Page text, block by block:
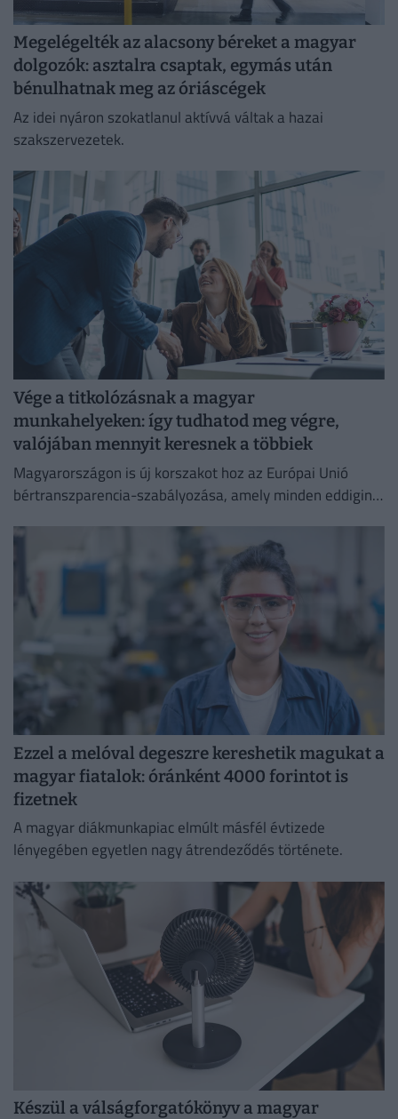
Megelégelték az alacsony béreket a magyar
dolgozók: asztalra csaptak, egymás után
bénulhatnak meg az óriáscégek
Az idei nyáron szokatlanul aktívvá váltak a hazai
szakszervezetek.
Vége a titkolózásnak a magyar
munkahelyeken: így tudhatod meg végre,
valójában mennyit keresnek a többiek
Magyarországon is új korszakot hoz az Európai Unió
bértranszparencia-szabályozása, amely minden eddiginél
Ezzel a melóval degeszre kereshetik magukat a
magyar fiatalok: óránként 4000 forintot is
fizetnek
A magyar diákmunkapiac elmúlt másfél évtizede
lényegében egyetlen nagy átrendeződés története.
Készül a válságforgatókönyv a magyar